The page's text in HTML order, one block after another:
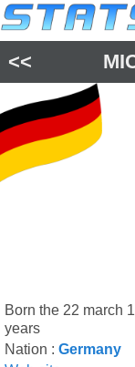
<<
Born the 22 march
years
Nation : Germany